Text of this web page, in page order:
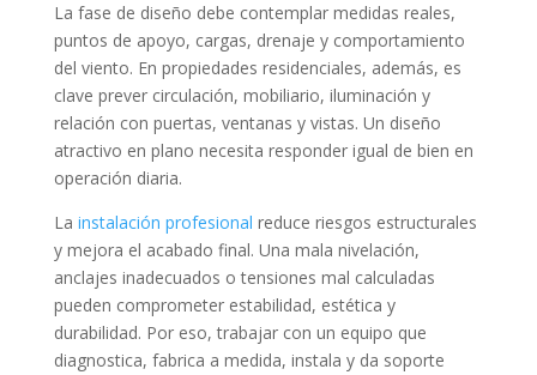
La fase de diseño debe contemplar medidas reales,
puntos de apoyo, cargas, drenaje y comportamiento
del viento. En propiedades residenciales, además, es
clave prever circulación, mobiliario, iluminación y
relación con puertas, ventanas y vistas. Un diseño
atractivo en plano necesita responder igual de bien en
operación diaria.
La instalación profesional reduce riesgos estructurales
y mejora el acabado final. Una mala nivelación,
anclajes inadecuados o tensiones mal calculadas
pueden comprometer estabilidad, estética y
durabilidad. Por eso, trabajar con un equipo que
diagnostica, fabrica a medida, instala y da soporte